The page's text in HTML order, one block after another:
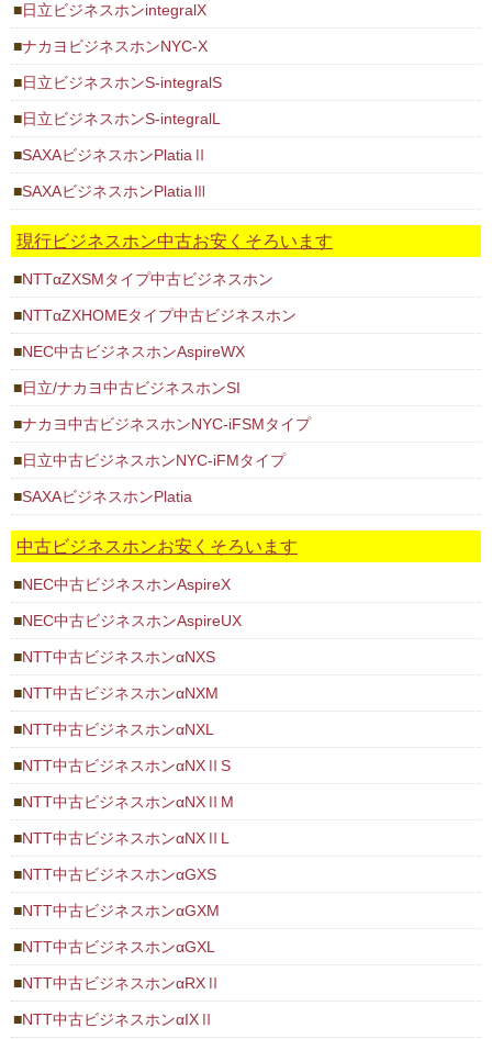
日立ビジネスホンintegralX
ナカヨビジネスホンNYC-X
日立ビジネスホンS-integralS
日立ビジネスホンS-integralL
SAXAビジネスホンPlatiaⅡ
SAXAビジネスホンPlatiaⅢ
現行ビジネスホン中古お安くそろいます
NTTαZXSMタイプ中古ビジネスホン
NTTαZXHOMEタイプ中古ビジネスホン
NEC中古ビジネスホンAspireWX
日立/ナカヨ中古ビジネスホンSI
ナカヨ中古ビジネスホンNYC-iFSMタイプ
日立中古ビジネスホンNYC-iFMタイプ
SAXAビジネスホンPlatia
中古ビジネスホンお安くそろいます
NEC中古ビジネスホンAspireX
NEC中古ビジネスホンAspireUX
NTT中古ビジネスホンαNXS
NTT中古ビジネスホンαNXM
NTT中古ビジネスホンαNXL
NTT中古ビジネスホンαNXⅡS
NTT中古ビジネスホンαNXⅡM
NTT中古ビジネスホンαNXⅡL
NTT中古ビジネスホンαGXS
NTT中古ビジネスホンαGXM
NTT中古ビジネスホンαGXL
NTT中古ビジネスホンαRXⅡ
NTT中古ビジネスホンαIXⅡ